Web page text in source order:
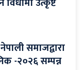
समाजद्वारा
-२०२६ सम्पन्न